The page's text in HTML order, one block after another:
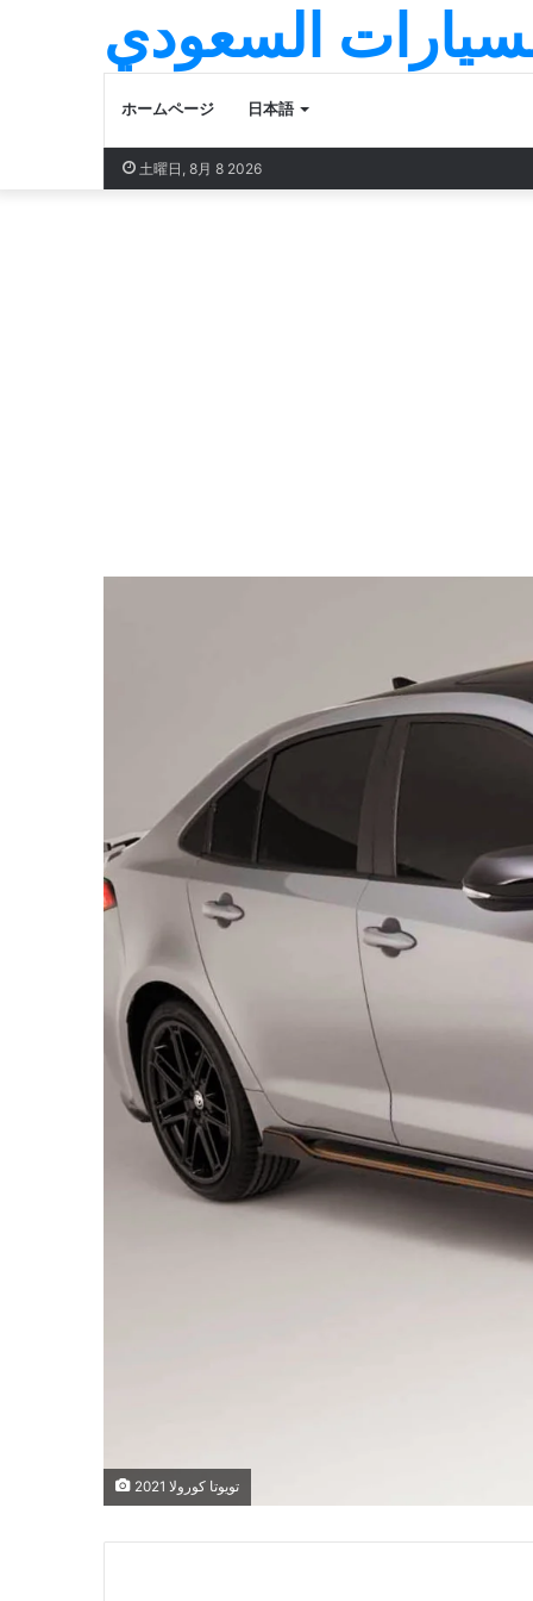
السعودي
ホームページ 日本語
土曜日, 8月 8 2026
تويوتا كورولا 2021